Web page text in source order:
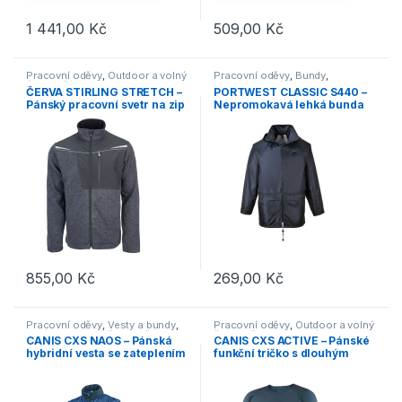
1 441,00 Kč
Tento produkt má více variant. Možnosti lze vybrat na stránce
509,00 Kč
Tento produkt má více variant.
Pracovní oděvy, Outdoor a volný
čas,Oděvy,Mikiny
ČERVA STIRLING STRETCH –
Pánský pracovní svetr na zip
s kapsami – černý
855,00 Kč
Tento produkt má více variant. Možnosti lze vybrat na stránce
Pracovní oděvy, Bundy,
Nepromokavé,Vesty a bundy,
Outdoor a volný čas,Oděvy,
Bundy
PORTWEST CLASSIC S440 –
Nepromokavá lehká bunda
269,00 Kč
Tento produkt má více variant.
Pracovní oděvy Vesty a bundy,
Outdoor a volný čas ,Oděvy,
Vesty
CANIS CXS NAOS – Pánská
hybridní vesta se zateplením
Pracovní oděvy Outdoor a volný
čas,Oděvy ,Termoprádlo
Doplňky,Spodní prádlo
CANIS CXS ACTIVE – Pánské
funkční tričko s dlouhým